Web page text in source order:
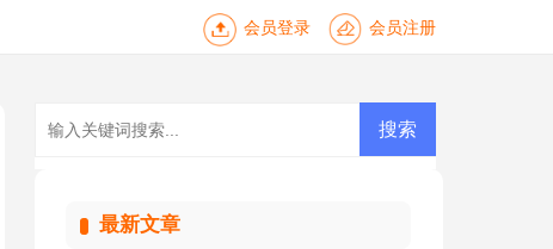
会员登录 会员注册
最新文章